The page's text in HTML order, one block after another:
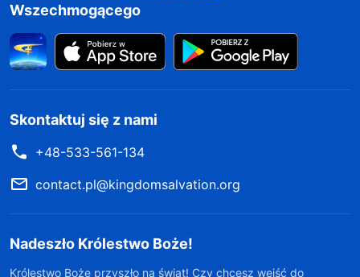
Wszechmogącego
Skontaktuj się z nami
+48-533-561-134
contact.pl@kingdomsalvation.org
Nadeszło Królestwo Boże!
Królestwo Boże przyszło na świat! Czy chcesz wejść do